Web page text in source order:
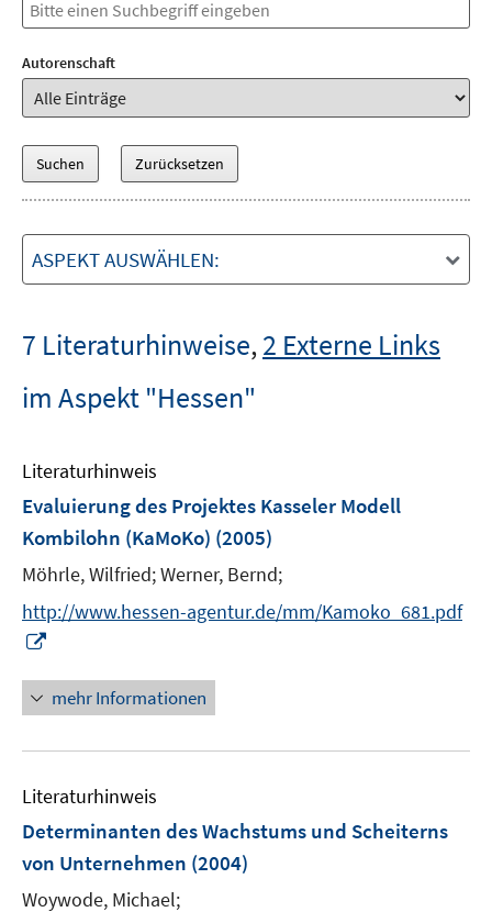
Autorenschaft
ASPEKT AUSWÄHLEN:
7 Literaturhinweise,2 Externe Links
im Aspekt "Hessen"
Literaturhinweis
Evaluierung des Projektes Kasseler Modell
Kombilohn (KaMoKo) (2005)
Möhrle, Wilfried;Werner, Bernd;
http://www.hessen-agentur.de/mm/Kamoko_681.pdf
n
e
u
m
F
n
s
mehr Informationen
Literaturhinweis
Determinanten des Wachstums und Scheiterns
von Unternehmen (2004)
Woywode, Michael;